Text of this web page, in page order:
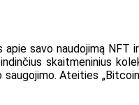
savo naudojimą
skaitmeninius
Ateities